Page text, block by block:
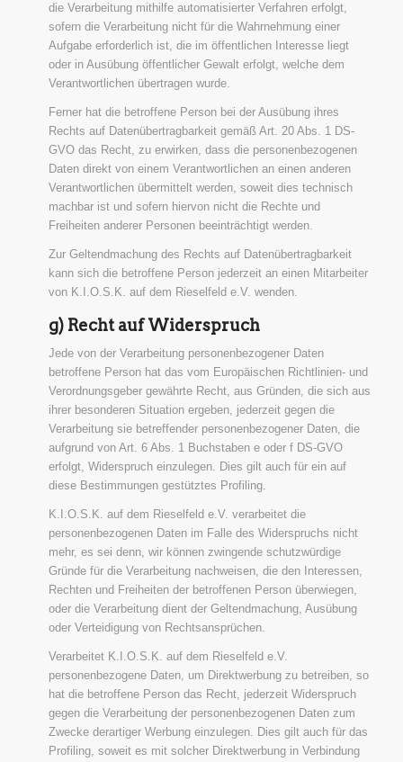
die Verarbeitung mithilfe automatisierter Verfahren erfolgt,
sofern die Verarbeitung nicht für die Wahrnehmung einer
Aufgabe erforderlich ist, die im öffentlichen Interesse liegt
oder in Ausübung öffentlicher Gewalt erfolgt, welche dem
Verantwortlichen übertragen wurde.
Ferner hat die betroffene Person bei der Ausübung ihres
Rechts auf Datenübertragbarkeit gemäß Art. 20 Abs. 1 DS-
GVO das Recht, zu erwirken, dass die personenbezogenen
Daten direkt von einem Verantwortlichen an einen anderen
Verantwortlichen übermittelt werden, soweit dies technisch
machbar ist und sofern hiervon nicht die Rechte und
Freiheiten anderer Personen beeinträchtigt werden.
Zur Geltendmachung des Rechts auf Datenübertragbarkeit
kann sich die betroffene Person jederzeit an einen Mitarbeiter
von K.I.O.S.K. auf dem Rieselfeld e.V. wenden.
g) Recht auf Widerspruch
Jede von der Verarbeitung personenbezogener Daten
betroffene Person hat das vom Europäischen Richtlinien- und
Verordnungsgeber gewährte Recht, aus Gründen, die sich aus
ihrer besonderen Situation ergeben, jederzeit gegen die
Verarbeitung sie betreffender personenbezogener Daten, die
aufgrund von Art. 6 Abs. 1 Buchstaben e oder f DS-GVO
erfolgt, Widerspruch einzulegen. Dies gilt auch für ein auf
diese Bestimmungen gestütztes Profiling.
K.I.O.S.K. auf dem Rieselfeld e.V. verarbeitet die
personenbezogenen Daten im Falle des Widerspruchs nicht
mehr, es sei denn, wir können zwingende schutzwürdige
Gründe für die Verarbeitung nachweisen, die den Interessen,
Rechten und Freiheiten der betroffenen Person überwiegen,
oder die Verarbeitung dient der Geltendmachung, Ausübung
oder Verteidigung von Rechtsansprüchen.
Verarbeitet K.I.O.S.K. auf dem Rieselfeld e.V.
personenbezogene Daten, um Direktwerbung zu betreiben, so
hat die betroffene Person das Recht, jederzeit Widerspruch
gegen die Verarbeitung der personenbezogenen Daten zum
Zwecke derartiger Werbung einzulegen. Dies gilt auch für das
Profiling, soweit es mit solcher Direktwerbung in Verbindung